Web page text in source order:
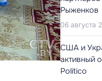
Рыженков
06 августа
США и
активный
Politico